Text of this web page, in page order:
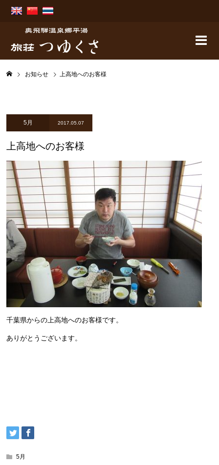
お知らせ 上高地へのお客様
5月 2017.05.07
上高地へのお客様
千葉県からの上高地へのお客様です。
ありがとうございます。
5月